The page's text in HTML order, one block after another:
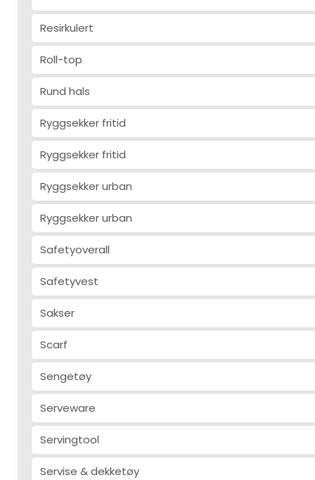
Resirkulert
Roll-top
Rund hals
Ryggsekker fritid
Ryggsekker fritid
Ryggsekker urban
Ryggsekker urban
Safetyoverall
Safetyvest
Sakser
Scarf
Sengetøy
Serveware
Servingtool
Servise & dekketøy